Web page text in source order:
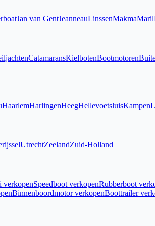
Jan van GentJeanneauLinssenMakmaMaril
CatamaransKielbotenBootmotoren
HaarlemHarlingenHeegHellevoetsluisKampen
UtrechtZeelandZuid-Holland
verkopenSpeedboot verkopenRubberboot
Binnenboordmotor verkopenBoottrailer